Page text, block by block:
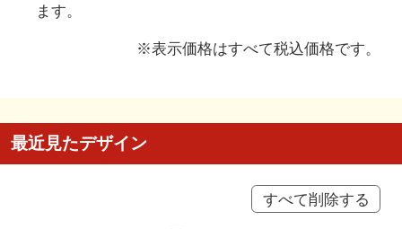
ます。
※表示価格はすべて税込価格です。
最近見たデザイン
すべて削除する